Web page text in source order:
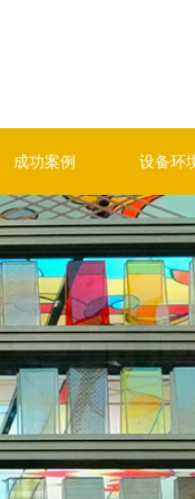
成功案例 设备环